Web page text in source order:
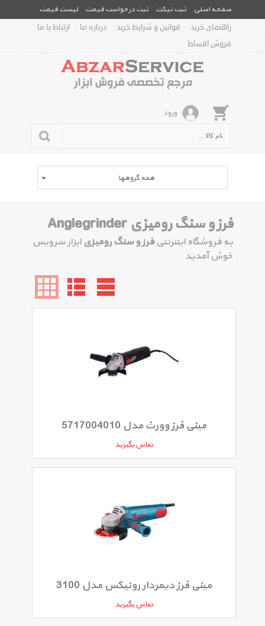
صفحه اصلی ثبت تیکت ثبت درخواست قیمت
لیست قیمت
راهنمای خرید
قوانین و شرایط خرید درباره ما
ارتباط با ما
فروش اقساط
ورود
همه گروهها
فرز و سنگ رومیزی Anglegrinder
به فروشگاه اینترنتی فرز و سنگ رومیزی ابزار سرویس
خوش آمدید
مینی فرز وورث مدل 5717004010
تماس بگیرید
مینی فرز دیمردار رونیکس مدل 3100
تماس بگیرید